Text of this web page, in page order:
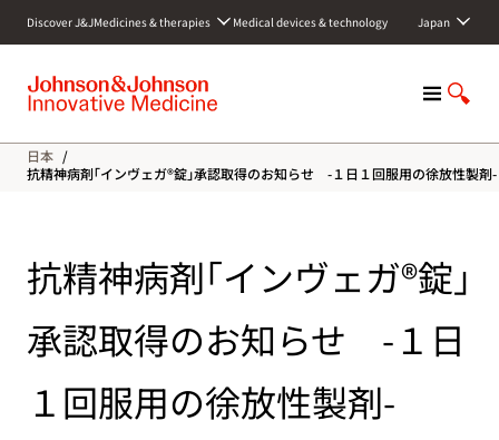
c
Discover J&JMedicines & therapies Medical devices & technology Japan
M
n
u
S
o
w
r
c
日本 /
抗精神病剤｢インヴェガ®錠｣承認取得のお知らせ -１日１回服用の徐放性製剤-
抗精神病剤｢インヴェガ®錠｣
承認取得のお知らせ -１日
１回服用の徐放性製剤-